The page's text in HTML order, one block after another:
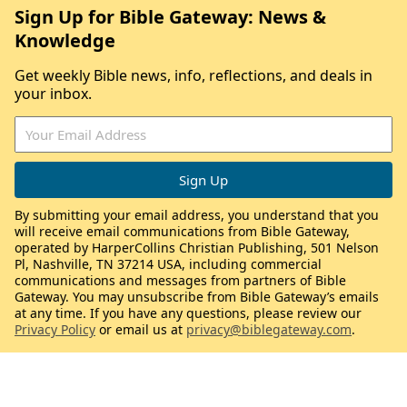
Sign Up for Bible Gateway: News &
Knowledge
Get weekly Bible news, info, reflections, and deals in
your inbox.
By submitting your email address, you understand that you
will receive email communications from Bible Gateway,
operated by HarperCollins Christian Publishing, 501 Nelson
Pl, Nashville, TN 37214 USA, including commercial
communications and messages from partners of Bible
Gateway. You may unsubscribe from Bible Gateway’s emails
at any time. If you have any questions, please review our
Privacy Policy or email us at privacy@biblegateway.com.